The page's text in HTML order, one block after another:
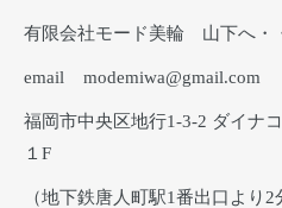
有限会社モード美輪 山下へ・
email modemiwa@gmail.com
福岡市中央区地行1-3-2 ダイナ
１F
（地下鉄唐人町駅1番出口より